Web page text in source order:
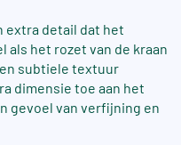
extra detail dat het
het rozet van de kraan
subtiele textuur
dimensie toe aan het
gevoel van verfijning en